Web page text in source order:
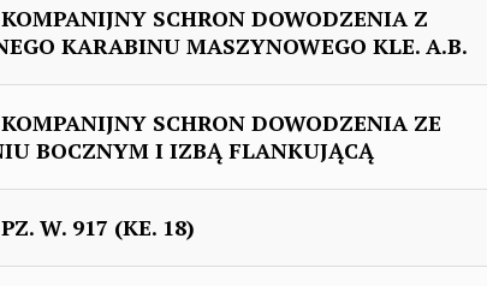
SCHRON DOWODZENIA Z
KARABINU MASZYNOWEGO KLE. A.B.
SCHRON DOWODZENIA ZE
BOCZNYM I IZBĄ FLANKUJĄCĄ
W. 917 (KE. 18)